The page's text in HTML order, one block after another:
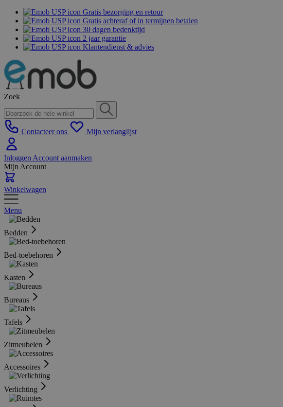
Gratis bezorging en retour
Gratis achteraf of in termijnen betalen
30 dagen bedenktijd
2 jaar garantie
Klantendienst & advies
Zoek
Contacteer ons Mijn verlanglijst
Inloggen Account aanmaken
Mijn Account
Winkelwagen
Menu
Bedden
Bed-toebehoren
Kasten
Bureaus
Tafels
Zitmeubelen
Accessoires
Verlichting